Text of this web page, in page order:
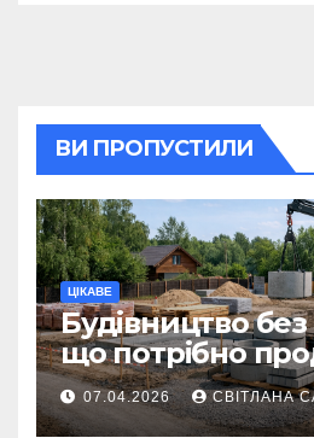
ВИ ПРОПУСТИЛИ
ЦІКАВЕ
Будівництво без
що потрібно
першої
ділянку
07.04.2026 СВІТЛАНА